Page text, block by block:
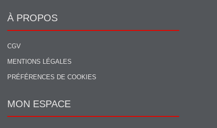
À PROPOS
CGV
MENTIONS LÉGALES
PRÉFÉRENCES DE COOKIES
MON ESPACE